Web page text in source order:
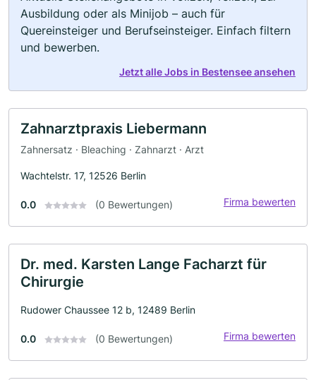
Ausbildung oder als Minijob – auch für
Quereinsteiger und Berufseinsteiger. Einfach filtern
und bewerben.
Jetzt alle Jobs in Bestensee ansehen
Zahnarztpraxis Liebermann
Zahnersatz · Bleaching · Zahnarzt · Arzt
Wachtelstr. 17, 12526 Berlin
0.0 (0 Bewertungen) Firma bewerten
Dr. med. Karsten Lange Facharzt für
Chirurgie
Rudower Chaussee 12 b, 12489 Berlin
0.0 (0 Bewertungen) Firma bewerten